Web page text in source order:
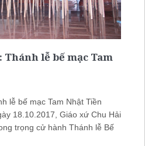
Thánh lễ bế mạc Tam
lễ bế mạc Tam Nhật Tiền
18.10.2017, Giáo xứ Chu Hải
trọng cử hành Thánh lễ Bế